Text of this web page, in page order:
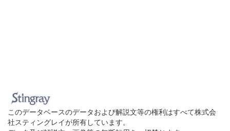
このデータベースのデータおよび解説文等の権利はすべて株式会
社スティングレイが所有しています。